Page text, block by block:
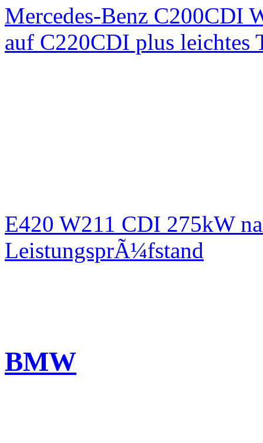
Mercedes-Benz C200CDI
auf C220CDI plus
E420 W211 CDI 275kW
LeistungsprÃ¼fstand
BMW